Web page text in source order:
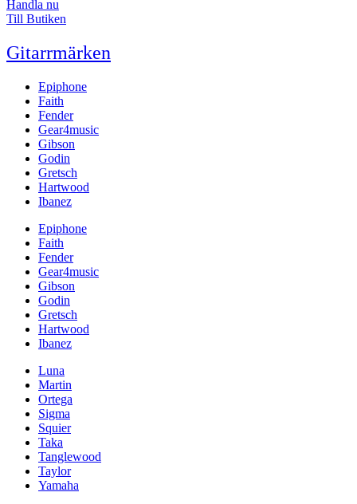
Handla nu
Till Butiken
Gitarrmärken
Epiphone
Faith
Fender
Gear4music
Gibson
Godin
Gretsch
Hartwood
Ibanez
Epiphone
Faith
Fender
Gear4music
Gibson
Godin
Gretsch
Hartwood
Ibanez
Luna
Martin
Ortega
Sigma
Squier
Taka
Tanglewood
Taylor
Yamaha